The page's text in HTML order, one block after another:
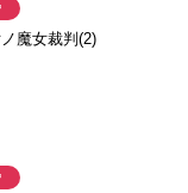
魔女裁判(2)